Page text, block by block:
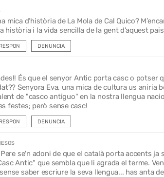
mica d’història de La Mola de Cal Quico?
història i la vida sencilla de la gent d’aquest
RESPON DENUNCIA
És que el senyor Antic porta casc o potser
Senyora Eva, una mica de cultura us aniria
de "casco antiguo" en la nostra llengua
festes; però sense casc!
RESPON DENUNCIA
se'n adoni de que el català porta accents ja
Antic" que sembla que li agrada el terme.
saber escriure la seva llengua... has anta